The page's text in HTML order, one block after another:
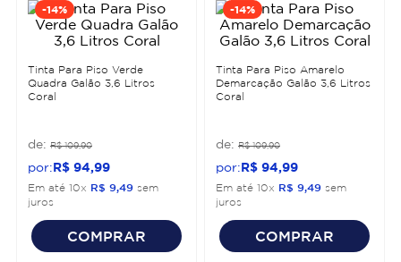
-14%
Tinta Para Piso Verde
Quadra Galão 3,6 Litros
Coral
R$ 109,90
R$ 94,99
Em até 10x R$ 9,49 sem
juros
COMPRAR
-14%
Tinta Para Piso Amarelo
Demarcação Galão 3,6 Litros
Coral
R$ 109,90
R$ 94,99
Em até 10x R$ 9,49 sem
juros
COMPRAR